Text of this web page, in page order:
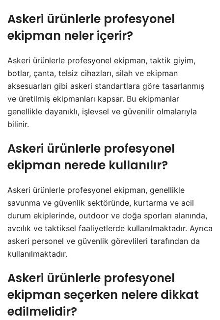
Askeri ürünlerle profesyonel
ekipman neler içerir?
Askeri ürünlerle profesyonel ekipman, taktik giyim,
botlar, çanta, telsiz cihazları, silah ve ekipman
aksesuarları gibi askeri standartlara göre tasarlanmış
ve üretilmiş ekipmanları kapsar. Bu ekipmanlar
genellikle dayanıklı, işlevsel ve güvenilir olmalarıyla
bilinir.
Askeri ürünlerle profesyonel
ekipman nerede kullanılır?
Askeri ürünlerle profesyonel ekipman, genellikle
savunma ve güvenlik sektöründe, kurtarma ve acil
durum ekiplerinde, outdoor ve doğa sporları alanında,
avcılık ve taktiksel faaliyetlerde kullanılmaktadır. Ayrıca
askeri personel ve güvenlik görevlileri tarafından da
kullanılmaktadır.
Askeri ürünlerle profesyonel
ekipman seçerken nelere dikkat
edilmelidir?